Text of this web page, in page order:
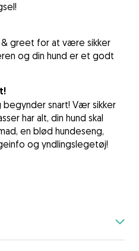
greet for at være sikker
og din hund er et godt
begynder snart! Vær sikker
har alt, din hund skal
en blød hundeseng,
og yndlingslegetøj!